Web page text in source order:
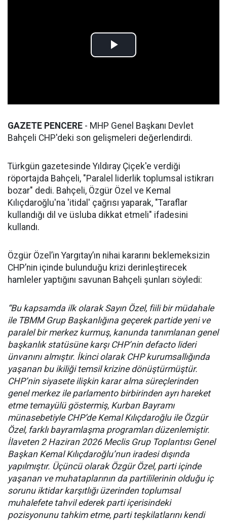
GAZETE PENCERE - MHP Genel Başkanı Devlet
Bahçeli CHP'deki son gelişmeleri değerlendirdi.
Türkgün gazetesinde Yıldıray Çiçek'e verdiği
röportajda Bahçeli, "Paralel liderlik toplumsal istikrarı
bozar" dedi. Bahçeli, Özgür Özel ve Kemal
Kılıçdaroğlu'na 'itidal' çağrısı yaparak, "Taraflar
kullandığı dil ve üsluba dikkat etmeli" ifadesini
kullandı.
Özgür Özel’in Yargıtay’ın nihai kararını beklemeksizin
CHP’nin içinde bulunduğu krizi derinleştirecek
hamleler yaptığını savunan Bahçeli şunları söyledi:
“Bu kapsamda ilk olarak Sayın Özel, fiili bir müdahale
ile TBMM Grup Başkanlığına geçerek partide yeni ve
paralel bir merkez kurmuş, kanunda tanımlanan genel
başkanlık statüsüne karşı CHP’nin defacto lideri
ünvanını almıştır. İkinci olarak CHP kurumsallığında
yaşanan bu ikiliği temsil krizine dönüştürmüştür.
CHP’nin siyasete ilişkin karar alma süreçlerinden
genel merkez ile parlamento birbirinden ayrı hareket
etme temayülü göstermiş, Kurban Bayramı
münasebetiyle CHP’de Kemal Kılıçdaroğlu ile Özgür
Özel, farklı bayramlaşma programları düzenlemiştir.
İlaveten 2 Haziran 2026 Meclis Grup Toplantısı Genel
Başkan Kemal Kılıçdaroğlu’nun iradesi dışında
yapılmıştır. Üçüncü olarak Özgür Özel, parti içinde
yaşanan ve muhataplarının da partililerinin olduğu iç
sorunu iktidar karşıtlığı üzerinden toplumsal
muhalefete tahvil ederek parti içerisindeki
pozisyonunu tahkim etme, parti teşkilatlarını kendi